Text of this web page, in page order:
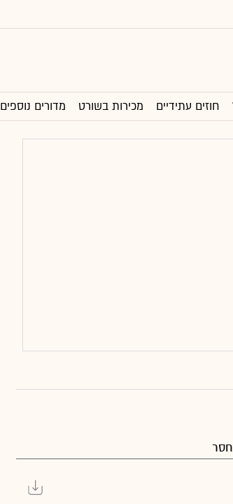
חוזים עתידיים מכירות בשורט מדורים נוספים